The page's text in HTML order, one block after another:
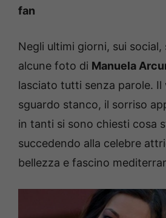
fan
Negli ultimi giorni, sui
alcune foto di Manuela
lasciato tutti senza parole.
sguardo stanco, il sorriso
in tanti si sono chiesti cosa
succedendo alla celebre
bellezza e fascino